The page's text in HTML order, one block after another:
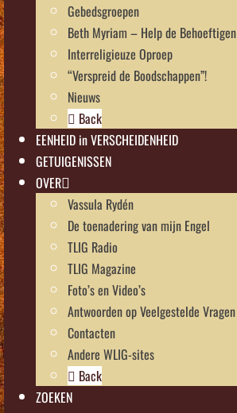
Gebedsgroepen
Beth Myriam – Help de Behoeftigen
Interreligieuze Oproep
“Verspreid de Boodschappen”!
Nieuws
Back
EENHEID in VERSCHEIDENHEID
GETUIGENISSEN
OVER
Vassula Rydén
De toenadering van mijn Engel
TLIG Radio
TLIG Magazine
Foto’s en Video’s
Antwoorden op Veelgestelde Vragen
Contacten
Andere WLIG-sites
Back
ZOEKEN